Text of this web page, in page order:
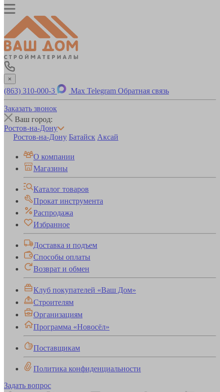
×
(863) 310-000-3 Max Telegram Обратная связь
Заказать звонок
Ваш город:
Ростов-на-Дону
Ростов-на-Дону Батайск Аксай
О компании
Магазины
Каталог товаров
Прокат инструмента
Распродажа
Избранное
Доставка и подъем
Способы оплаты
Возврат и обмен
Клуб покупателей «Ваш Дом»
Строителям
Организациям
Программа «Новосёл»
Поставщикам
Политика конфиденциальности
Задать вопрос